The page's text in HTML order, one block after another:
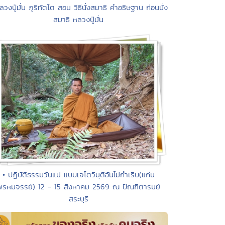
วงปู่มั่น ภูริทัตโต สอน วิธีนั่งสมาธิ คําอธิษฐาน ก่อนนั่ง
สมาธิ หลวงปู่มั่น
• ปฏิบัติธรรมวันแม่ แบบเจโตวิมุติอันไม่กำเริบ(แก่น
หมจรรย์) 12 - 15 สิงหาคม 2569 ณ ปัณฑิตารมย์
สระบุรี